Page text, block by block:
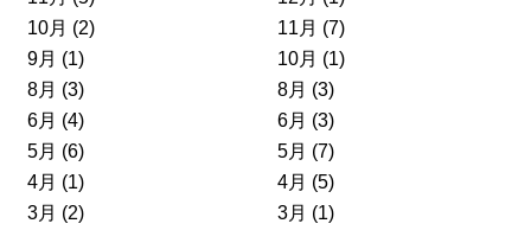
10月 (2)
9月 (1)
8月 (3)
6月 (4)
5月 (6)
4月 (1)
3月 (2)
11月 (7)
10月 (1)
8月 (3)
6月 (3)
5月 (7)
4月 (5)
3月 (1)